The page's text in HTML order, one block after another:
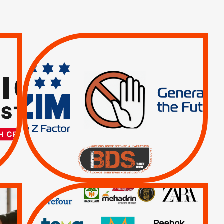
RESPECT DU DROIT
INTERNATIONAL ?
TRUMP, MACRON :
MÊME COMBAT
| Actus |
| Boycott militaire |
Lettres d'interpellation
QUE BOYCOTTER ?